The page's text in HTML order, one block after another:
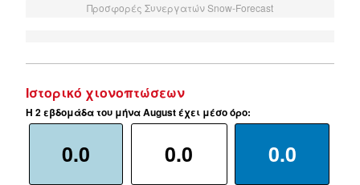
Προσφορές Συνεργατών Snow-Forecast
Ιστορικό χιονοπτώσεων
Η 2 εβδομάδα του μήνα August έχει μέσο όρο:
0.0 0.0 0.0